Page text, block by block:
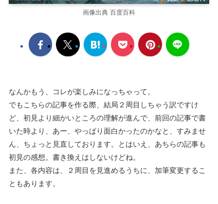
画像出典 百度百科
なんかもう、コレが楽しみになっちゃって。
でもこちらの記事を作る際、結局２周目しちゃう訳ですけ
ど、初見より細かいところの理解が進んで、前回の記事で書
いた時より、あー、やっぱり面白かったのかなと、すみませ
ん、ちょっと見直しております。とはいえ、あちらの記事も
初見の感想。書き換えはしないけどね。
また、各内容は、２周目を見進めるうちに、加筆変更するこ
ともあります。